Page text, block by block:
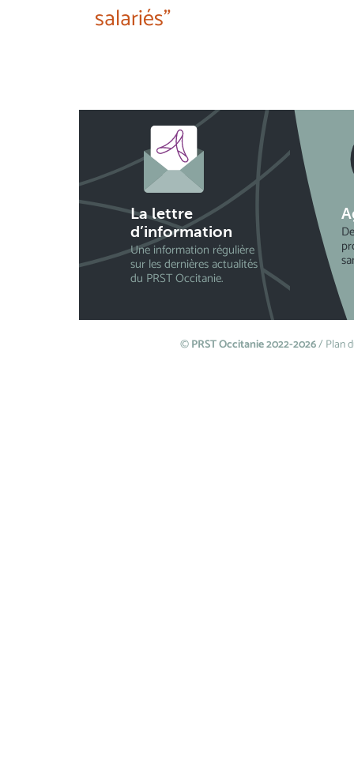
salariés"
La lettre
d’information
Une information régulière
sur les dernières actualités
du PRST Occitanie.
©PRST Occitanie 2022-2026/Plan